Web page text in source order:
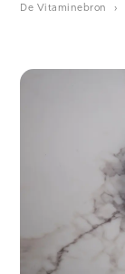
De Vitaminebron ›